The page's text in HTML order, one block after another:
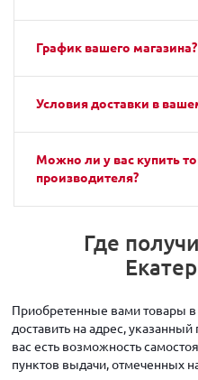
График вашего магазина?
Условия доставки в
Можно ли у вас купить
производителя?
Где
Приобретенные вами товары
доставить на адрес,
вас есть возможность
пунктов выдачи, отмеченных